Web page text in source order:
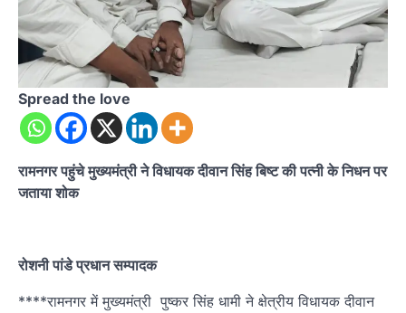
Spread the love
रामनगर पहुंचे मुख्यमंत्री ने विधायक दीवान सिंह बिष्ट की पत्नी के निधन पर
जताया शोक
रोशनी पांडे प्रधान सम्पादक
****रामनगर में मुख्यमंत्री पुष्कर सिंह धामी ने क्षेत्रीय विधायक दीवान